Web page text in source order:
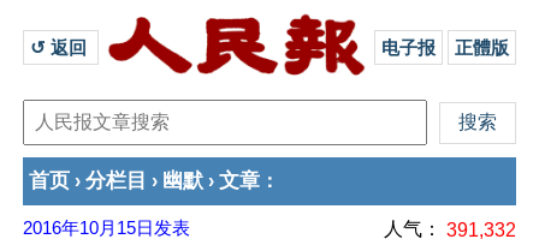
↺ 返回 电子报 正體版
首页 › 分栏目 › 幽默 › 文章 ：
2016年10月15日 发表 人气： 391,332